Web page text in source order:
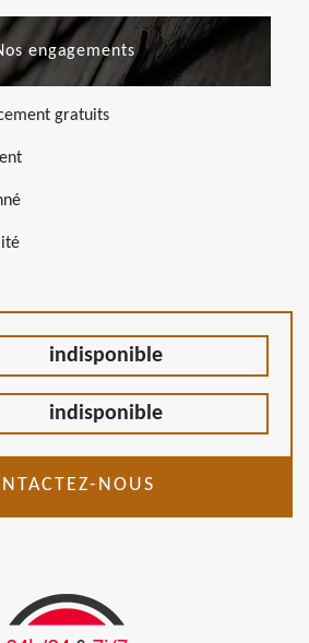
engagements
gratuits
indisponible
indisponible
NOUS